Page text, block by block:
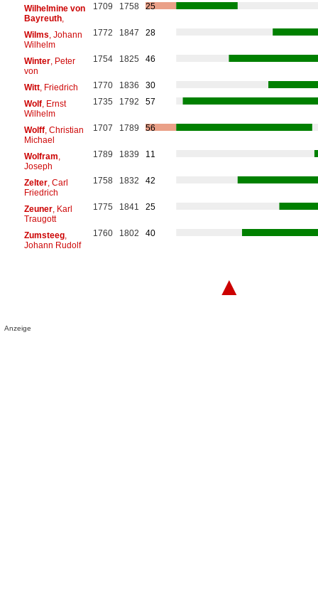
Wilhelmine von
Bayreuth,
1709 1758 25
Wilms , Johann
Wilhelm
1772 1847 28
Winter, Peter
von
1754 1825 46
Witt, Friedrich 1770 1836
30
Wolf, Ernst
Wilhelm
1735 1792 57
Wolff, Christian
Michael
1707 1789 56
Wolfram
Joseph
1789 1839 11
Zelter, Carl
Friedrich
1758 1832 42
Zeuner, Karl
Traugott
1775 1841 25
Zumsteeg,
Johann Rudolf
1760 1802 40
▲
Anzeige